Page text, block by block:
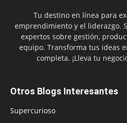
Tu destino en línea para
emprendimiento y el liderazgo.
expertos sobre gestión,
equipo. Transforma tus ideas
completa. ¡Lleva tu
Otros Blogs Interesantes
Supercurioso